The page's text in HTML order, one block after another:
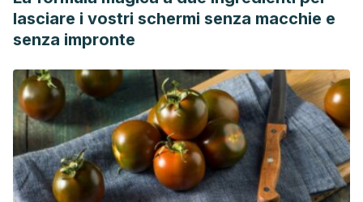
lasciare i vostri schermi senza macchie e
senza impronte